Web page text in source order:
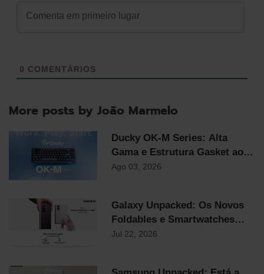
0 COMENTÁRIOS
More posts by João Marmelo
Ducky OK-M Series: Alta
Gama e Estrutura Gasket ao
Preço Mais Competitivo do
Ago 03, 2026
Galaxy Unpacked: Os Novos
Foldables e Smartwatches
Samsung já chegaram!
Jul 22, 2026